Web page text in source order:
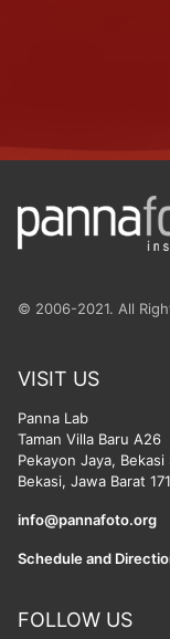
© 2006-2021. All
VISIT US
Panna Lab
Taman Villa Baru A26
Pekayon Jaya, Bekasi
Bekasi, Jawa Barat
info@pannafoto.org
Schedule and
FOLLOW US